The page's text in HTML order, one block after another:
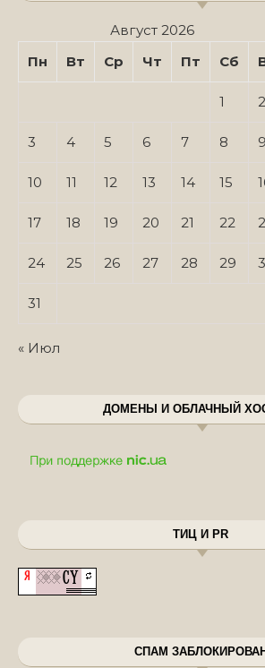
Август 2026
Пн
Вт Ср Чт Пт Сб
1 2
3 4 5 6 7 8 9
10 11 12 13 14 15
17 18 19 20 21 22
24 25 26 27 28 29
31
« Июл
ДОМЕНЫ И ОБЛАЧНЫЙ
ТИЦ И PR
СПАМ ЗАБЛОКИРОВАН